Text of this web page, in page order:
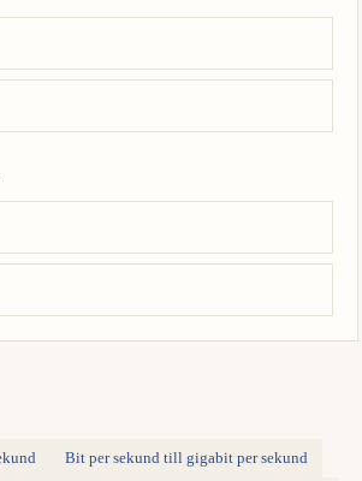
Bit per sekund till gigabit per sekund